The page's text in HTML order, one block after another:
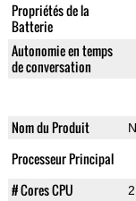
Propriétés de la
Batterie
Autonomie en temps
de conversation
Nom du Produit
Processeur Principal
# Cores CPU 2